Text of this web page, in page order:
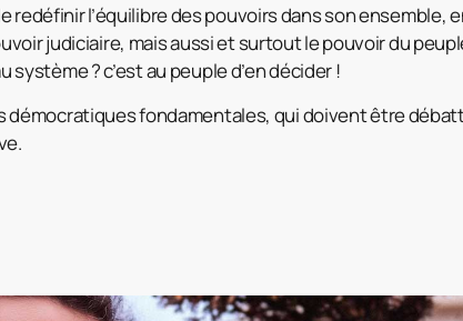
redéfinir l’équilibre des pouvoirs dans son ensemble,
judiciaire, mais aussi et surtout le pouvoir du
système ? c’est au peuple d’en décider !
démocratiques fondamentales, qui doivent être